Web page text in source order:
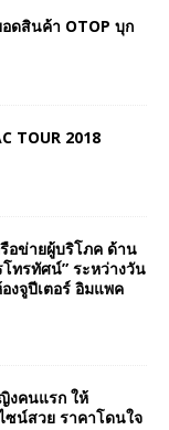
ดสินค้า OTOP บุก
TOUR 2018
อข่ายผู้บริโภค ด้าน
โทรทัศน์” ระหว่างวัน
งจูปีเตอร์ อิมแพค
งคนแรก ให้
ซน์สวย ราคาโดนใจ